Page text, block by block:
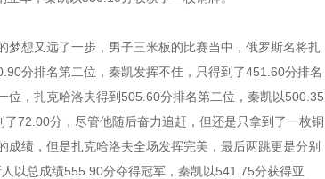
想又远了一步，男子三米板的比赛当中，俄罗斯名将扎
分排名第二位，秦凯发挥不佳，只得到了451.60分排名
，扎克哈洛夫得到505.60分排名第二位，秦凯以500.35
72.00分，尽管他随后奋力追赶，但还是只拿到了一枚铜
绩，但是扎克哈洛夫全场发挥完美，最后两跳更是分别
以总成绩555.90分夺得冠军，秦凯以541.75分获得亚